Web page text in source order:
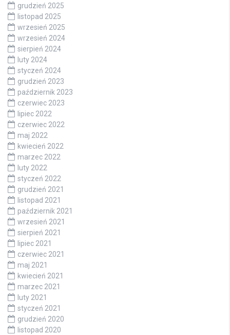
grudzień 2025
listopad 2025
wrzesień 2025
wrzesień 2024
sierpień 2024
luty 2024
styczeń 2024
grudzień 2023
październik 2023
czerwiec 2023
lipiec 2022
czerwiec 2022
maj 2022
kwiecień 2022
marzec 2022
luty 2022
styczeń 2022
grudzień 2021
listopad 2021
październik 2021
wrzesień 2021
sierpień 2021
lipiec 2021
czerwiec 2021
maj 2021
kwiecień 2021
marzec 2021
luty 2021
styczeń 2021
grudzień 2020
listopad 2020